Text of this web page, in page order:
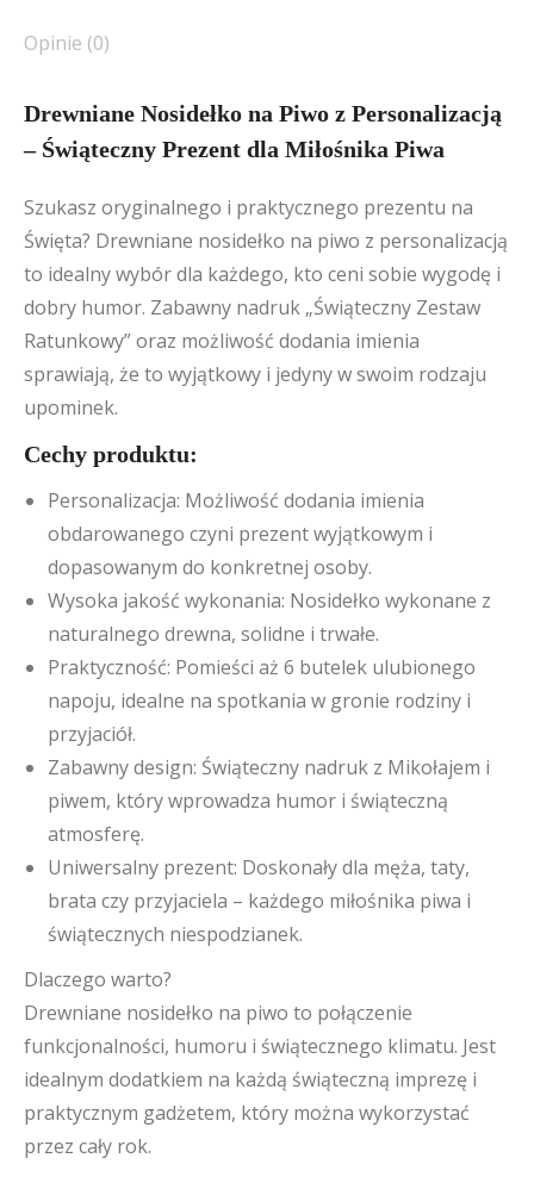
Opinie (0)
Drewniane Nosidełko na Piwo z Personalizacją
– Świąteczny Prezent dla Miłośnika Piwa
Szukasz oryginalnego i praktycznego prezentu na
Święta? Drewniane nosidełko na piwo z personalizacją
to idealny wybór dla każdego, kto ceni sobie wygodę i
dobry humor. Zabawny nadruk „Świąteczny Zestaw
Ratunkowy” oraz możliwość dodania imienia
sprawiają, że to wyjątkowy i jedyny w swoim rodzaju
upominek.
Cechy produktu:
Personalizacja: Możliwość dodania imienia
obdarowanego czyni prezent wyjątkowym i
dopasowanym do konkretnej osoby.
Wysoka jakość wykonania: Nosidełko wykonane z
naturalnego drewna, solidne i trwałe.
Praktyczność: Pomieści aż 6 butelek ulubionego
napoju, idealne na spotkania w gronie rodziny i
przyjaciół.
Zabawny design: Świąteczny nadruk z Mikołajem i
piwem, który wprowadza humor i świąteczną
atmosferę.
Uniwersalny prezent: Doskonały dla męża, taty,
brata czy przyjaciela – każdego miłośnika piwa i
świątecznych niespodzianek.
Dlaczego warto?
Drewniane nosidełko na piwo to połączenie
funkcjonalności, humoru i świątecznego klimatu. Jest
idealnym dodatkiem na każdą świąteczną imprezę i
praktycznym gadżetem, który można wykorzystać
przez cały rok.